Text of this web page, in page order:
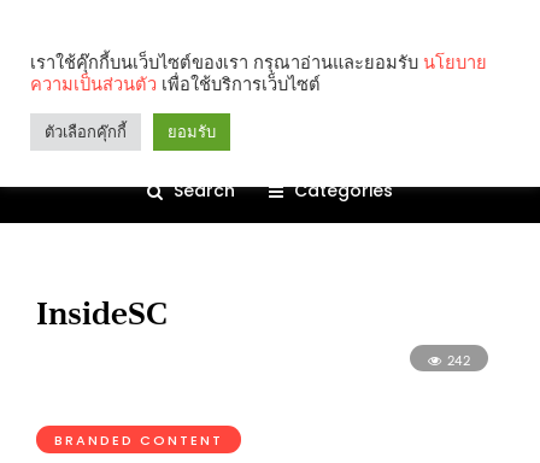
Search Categories
InsideSC
242
BRANDED CONTENT
เราใช้คุ๊กกี้บนเว็บไซต์ของเรา กรุณาอ่านและยอมรับ นโยบาย
ความเป็นส่วนตัว เพื่อใช้บริการเว็บไซต์
ตัวเลือกคุ๊กกี้ ยอมรับ